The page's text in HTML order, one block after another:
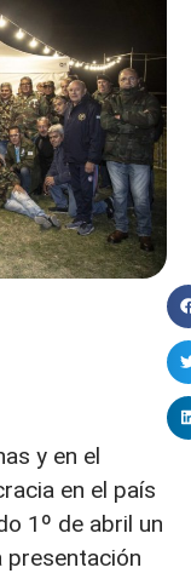
y en el
en el país
1º de abril un
presentación